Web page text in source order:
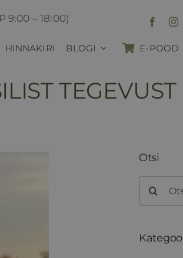
9:00 – 18:00)
HINNAKIRI BLOGI E-POOD
TEGEVUST
Otsi
Search
for: